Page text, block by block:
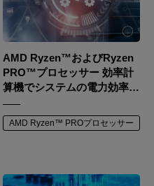
AMD Ryzen™およびRyzen
PRO™プロセッサー 効率計
算機でシステムの電力効率を
探る
AMD Ryzen™ PROプロセッサー